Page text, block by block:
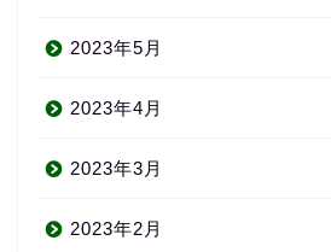
2023年5月
2023年4月
2023年3月
2023年2月